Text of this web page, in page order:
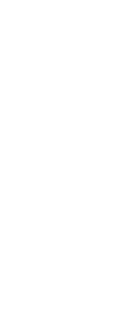
“โบว์ชอบกินเนื้อ